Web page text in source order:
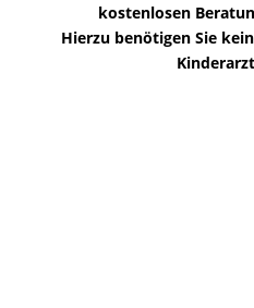
kostenlosen
Hierzu benötigen Sie